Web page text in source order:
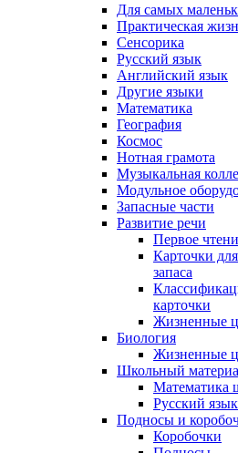
Для самых
Практическая
Сенсорика
Русский язык
Английский язык
Другие языки
Математика
География
Космос
Нотная грамота
Музыкальная
Модульное
Запасные части
Развитие речи
Первое
Карточки
запаса
карточки
Жизненные
Биология
Жизненные
Школьный
Математика
Русский
Подносы и
Коробочки